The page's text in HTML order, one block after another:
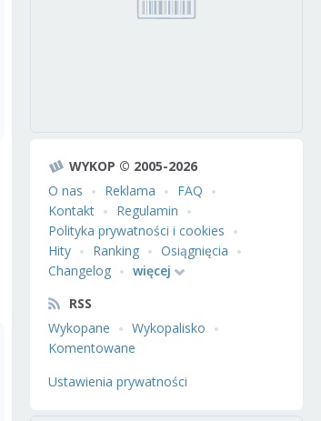
WYKOP © 2005-2026
O nas
Reklama
FAQ
Kontakt
Regulamin
Polityka prywatności i cookies
Hity
Ranking
Osiągnięcia
Changelog
więcej
RSS
Wykopane
Wykopalisko
Komentowane
Ustawienia prywatności